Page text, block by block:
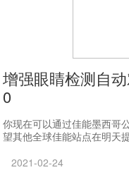
增强眼睛检测自
0
你现在可以通过佳能墨西哥
望其他全球佳能站点在明天
2021-02-24